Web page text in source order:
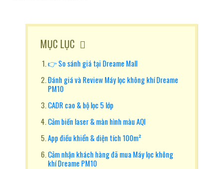
MỤC LỤC
👉 So sánh giá tại Dreame Mall
Đánh giá và Review Máy lọc không khí Dreame
PM10
CADR cao & bộ lọc 5 lớp
Cảm biến laser & màn hình màu AQI
App điều khiển & diện tích 100m²
Cảm nhận khách hàng đã mua Máy lọc không
khí Dreame PM10